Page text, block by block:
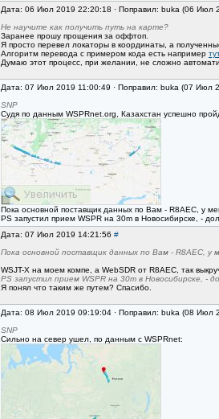
Дата: 06 Июл 2019 22:20:18 · Поправил: buka (06 Июл
Не научите как получить путь на карте?
Заранее прошу прощения за оффтоп.
Я просто перевел локаторы в координаты, а
Алгоритм перевода с примером кода есть например
Думаю этот процесс, при желании, не сложно
Дата: 07 Июл 2019 11:00:49 · Поправил: buka (07 Июл
SNP
Судя по данным WSPRnet.org, Казахстан успешно
Пока основной поставщик данных по Вам - R8AEC, у
PS запустил прием WSPR на 30m в Новосибирске, -
Дата: 07 Июл 2019 14:21:56 #
Пока основной поставщик данных по Вам - R8AEC, у
WSJT-X на моем компе, а WebSDR от R8AEC, так
PS запустил прием WSPR на 30m в Новосибирске, -
Я понял что таким же путем? Спасибо.
Дата: 08 Июл 2019 09:19:04 · Поправил: buka (08 Июл
SNP
Сильно на север ушел, по данным с WSPRnet: